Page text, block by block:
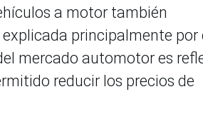
a motor también
principalmente por
mercado automotor es
reducir los precios de